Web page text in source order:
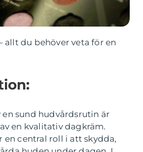
allt du behöver veta för en
en sund hudvårdsrutin är
en kvalitativ dagkräm.
en central roll i att skydda,